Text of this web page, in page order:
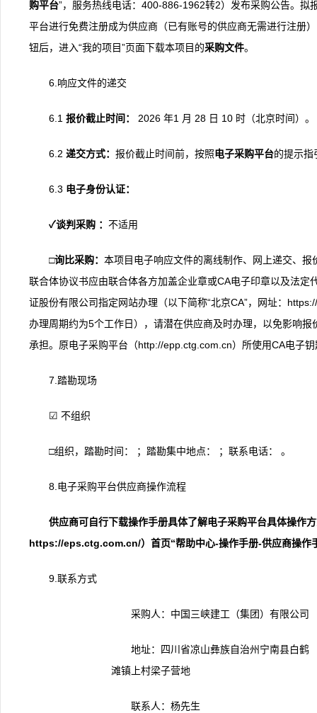
购平台”，服务热线电话：400-886-1962转2）发布采购公告。
平台进行免费注册成为供应商（已有账号的供应商无需进行注册
钮后，进入“我的项目”页面下载本项目的采购文件。
6.响应文件的递交
6.1 报价截止时间： 2026 年1 月 28 日 10 时（北京时间）。
6.2 递交方式： 报价截止时间前，按照电子采购平台的提示指
6.3 电子身份认证：
✓谈判采购 ： 不适用
□询比采购： 本项目电子响应文件的离线制作、网上递交、
联合体协议书应由联合体各方加盖企业章或CA电子印章以及法
证股份有限公司指定网站办理（以下简称“北京CA”，网址：
办理周期约为5个工作日），请潜在供应商及时办理，以免影响
承担。原电子采购平台（http://epp.ctg.com.cn）所使用CA电子钥
7.踏勘现场
☑ 不组织
□组织，踏勘时间： ；踏勘集中地点： ；联系电话： 。
8.电子采购平台供应商操作流程
供应商可自行下载操作手册具体了解电子采购平台具体操作
https://eps.ctg.com.cn/）首页“帮助中心-操作手册-供应商操作
9.联系方式
采购人：中国三峡建工（集团）有限公司
地址：四川省凉山彝族自治州宁南县白鹤
滩镇上村梁子营地
联系人：杨先生